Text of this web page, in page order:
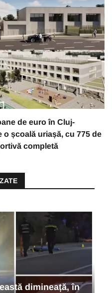
de euro în Cluj-
o școală uriașă, cu 775 de
completă
dimineață, în